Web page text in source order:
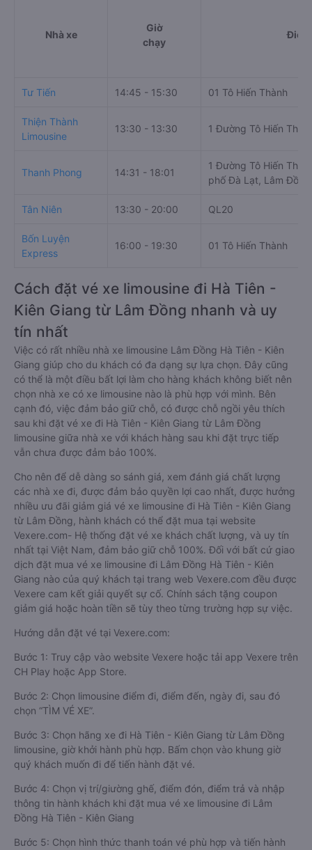
Nhà xe
Giờ
chạy
Tư Tiến 14:45 - 15:30 01 Tô Hiến Thành
Thiện Thành
Limousine
13:30 - 13:30 1 Đường Tô Hiến
Thanh Phong 14:31 - 18:01
1 Đường Tô Hiến
phố Đà Lạt, Lâm Đồng
Tân Niên 13:30 - 20:00 QL20
Bốn Luyện
Express
16:00 - 19:30 01 Tô Hiến Thành
Cách đặt vé xe limousine đi Hà Tiên -
Kiên Giang từ Lâm Đồng nhanh và uy
tín nhất
Việc có rất nhiều nhà xe limousine Lâm Đồng Hà Tiên - Kiên
Giang giúp cho du khách có đa dạng sự lựa chọn. Đây cũng
có thể là một điều bất lợi làm cho hàng khách không biết nên
chọn nhà xe có xe limousine nào là phù hợp với mình. Bên
cạnh đó, việc đảm bảo giữ chỗ, có được chỗ ngồi yêu thích
sau khi đặt vé xe đi Hà Tiên - Kiên Giang từ Lâm Đồng
limousine giữa nhà xe với khách hàng sau khi đặt trực tiếp
vẫn chưa được đảm bảo 100%.
Cho nên để dễ dàng so sánh giá, xem đánh giá chất lượng
các nhà xe đi, được đảm bảo quyền lợi cao nhất, được hưởng
nhiều ưu đãi giảm giá vé xe limousine đi Hà Tiên - Kiên Giang
từ Lâm Đồng, hành khách có thể đặt mua tại website
Vexere.com- Hệ thống đặt vé xe khách chất lượng, và uy tín
nhất tại Việt Nam, đảm bảo giữ chỗ 100%. Đối với bất cứ giao
dịch đặt mua vé xe limousine đi Lâm Đồng Hà Tiên - Kiên
Giang nào của quý khách tại trang web Vexere.com đều được
Vexere cam kết giải quyết sự cố. Chính sách tặng coupon
giảm giá hoặc hoàn tiền sẽ tùy theo từng trường hợp sự việc.
Hướng dẫn đặt vé tại Vexere.com:
Bước 1: Truy cập vào website Vexere hoặc tải app Vexere trên
CH Play hoặc App Store.
Bước 2: Chọn limousine điểm đi, điểm đến, ngày đi, sau đó
chọn “TÌM VÉ XE”.
Bước 3: Chọn hãng xe đi Hà Tiên - Kiên Giang từ Lâm Đồng
limousine, giờ khởi hành phù hợp. Bấm chọn vào khung giờ
quý khách muốn đi để tiến hành đặt vé.
Bước 4: Chọn vị trí/giường ghế, điểm đón, điểm trả và nhập
thông tin hành khách khi đặt mua vé xe limousine đi Lâm
Đồng Hà Tiên - Kiên Giang
Bước 5: Chọn hình thức thanh toán vé phù hợp và tiến hành